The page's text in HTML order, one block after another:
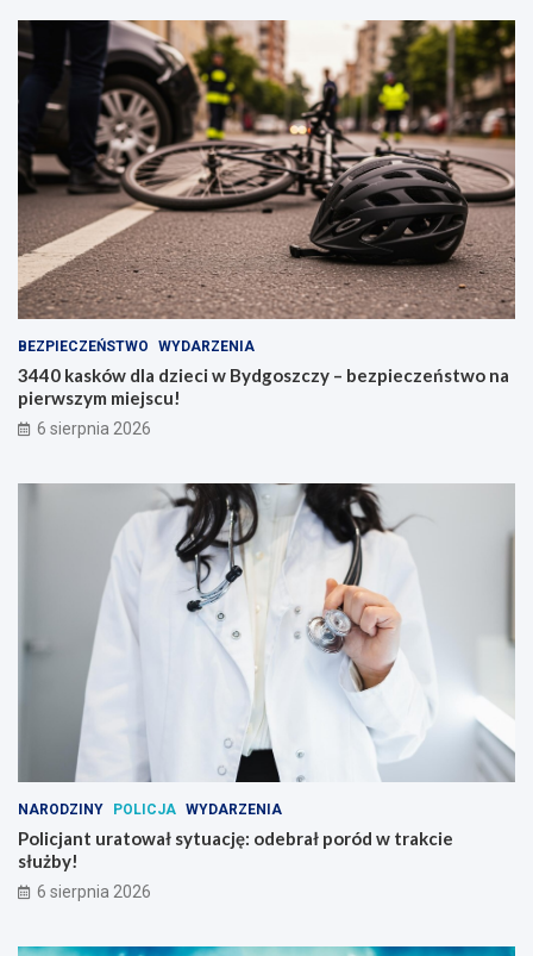
BEZPIECZEŃSTWO WYDARZENIA
3440 kasków dla dzieci w Bydgoszczy – bezpieczeństwo na
pierwszym miejscu!
6 sierpnia 2026
NARODZINY POLICJA WYDARZENIA
Policjant uratował sytuację: odebrał poród w trakcie
służby!
6 sierpnia 2026